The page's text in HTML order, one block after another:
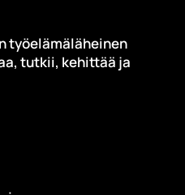
työelämäläheinen
tutkii, kehittää ja